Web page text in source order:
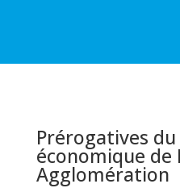
Prérogatives
économique de
Agglomération